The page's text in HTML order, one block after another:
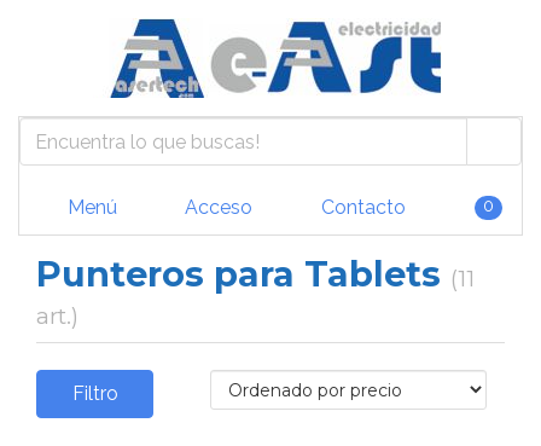
Menú Acceso Contacto 0
Punteros para Tablets (11
art.)
Filtro